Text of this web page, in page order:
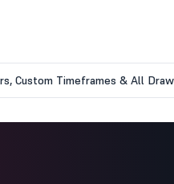
Custom Timeframes & All